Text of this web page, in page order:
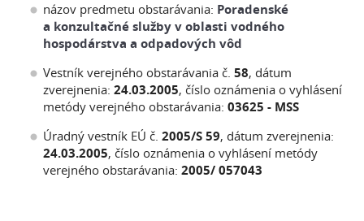
názov predmetu obstarávania: Poradenské
a konzultačné služby v oblasti vodného
hospodárstva a odpadových vôd
Vestník verejného obstarávania č. 58, dátum
zverejnenia: 24.03.2005, číslo oznámenia o vyhlásení
metódy verejného obstarávania: 03625 - MSS
Úradný vestník EÚ č. 2005/S 59, dátum zverejnenia:
24.03.2005, číslo oznámenia o vyhlásení metódy
verejného obstarávania: 2005/ 057043